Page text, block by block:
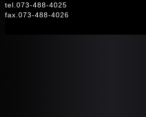
tel.073-488-4025
fax.073-488-4026